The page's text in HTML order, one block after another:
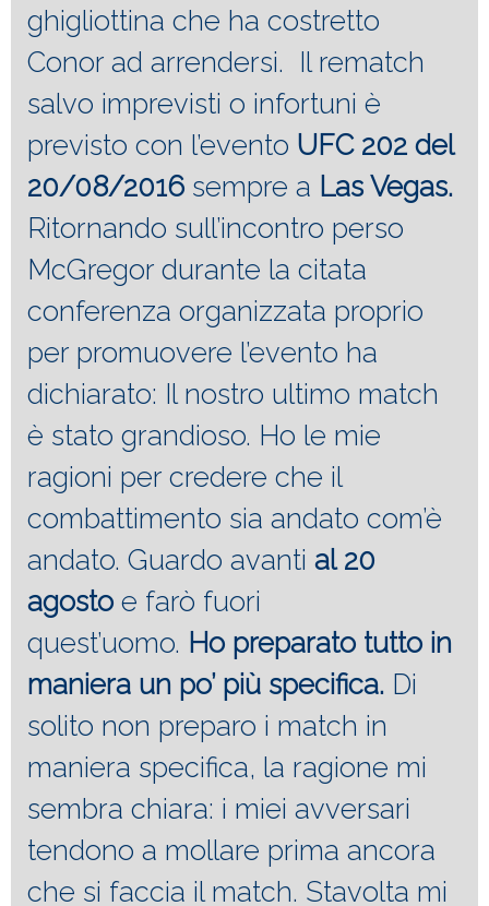
ghigliottina che ha costretto
Conor ad arrendersi. Il rematch
salvo imprevisti o infortuni è
previsto con l’evento UFC 202 del
20/08/2016 sempre a Las Vegas.
Ritornando sull’incontro perso
McGregor durante la citata
conferenza organizzata proprio
per promuovere l’evento ha
dichiarato: Il nostro ultimo match
è stato grandioso. Ho le mie
ragioni per credere che il
combattimento sia andato com’è
andato. Guardo avanti al 20
agosto e farò fuori
quest’uomo. Ho preparato tutto in
maniera un po’ più specifica. Di
solito non preparo i match in
maniera specifica, la ragione mi
sembra chiara: i miei avversari
tendono a mollare prima ancora
che si faccia il match. Stavolta mi